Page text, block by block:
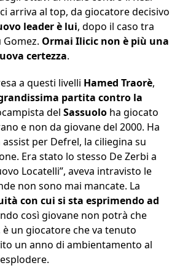
arriva al top, da giocatore decisivo
leader è lui, dopo il caso tra
Gomez. Ormai Ilicic non è più una
certezza.
a questi livelli Hamed Traorè,
partita contro la
del Sassuolo ha giocato
e non da giovane del 2000. Ha
per Defrel, la ciliegina su
Era stato lo stesso De Zerbi a
Locatelli”, aveva intravisto le
non sono mai mancate. La
con cui si sta esprimendo ad
così giovane non potrà che
un giocatore che va tenuto
un anno di ambientamento al